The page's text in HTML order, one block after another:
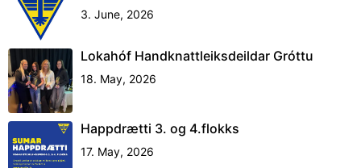
3. June, 2026
Lokahóf Handknattleiksdeildar Gróttu
18. May, 2026
Happdrætti 3. og 4.flokks
17. May, 2026